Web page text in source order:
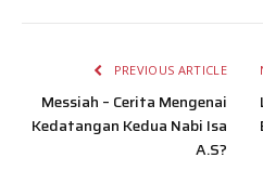
PREVIOUS ARTICLE
Messiah – Cerita Mengenai
Kedatangan Kedua Nabi Isa
A.S?